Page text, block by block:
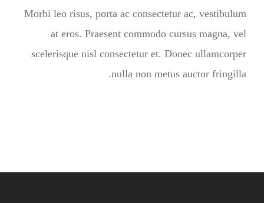
Morbi leo risus, porta ac consectetur ac, vestibulum
at eros. Praesent commodo cursus magna, vel
scelerisque nisl consectetur et. Donec ullamcorper
nulla non metus auctor fringilla.